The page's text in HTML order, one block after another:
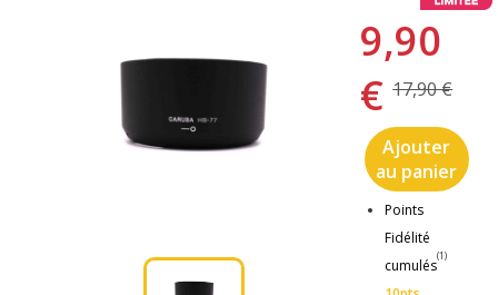
9,90
€ 17,90 €
Ajouter
au panier
Points
Fidélité
cumulés
(1)